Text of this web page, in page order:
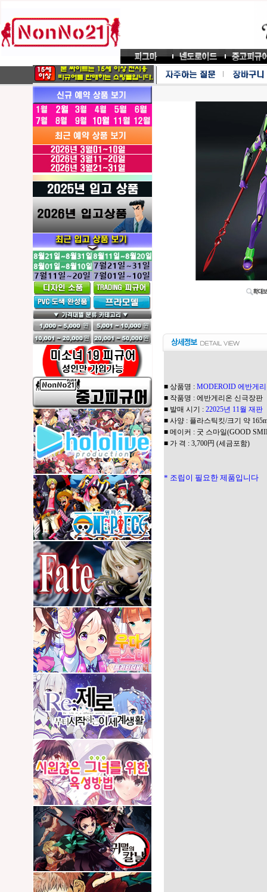
■ 상품명 : MODEROID 에반게
■ 작품명 : 에반게리온 신극장판
■ 발매 시기 : 22025년 11월 재판
■ 사양 : 플라스틱킷/크기 약
■ 메이커 : 굿 스마일(GOOD
■ 가 격 : 3,700円 (세금포함)
* 조립이 필요한 제품입니다